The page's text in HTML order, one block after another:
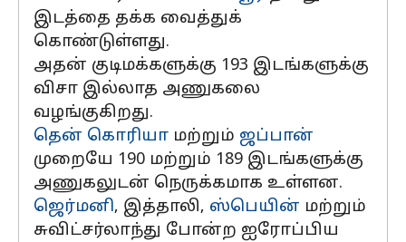
இடத்தை தக்க வைத்துக்
கொண்டுள்ளது.
அதன் குடிமக்களுக்கு 193 இடங்களுக்கு
விசா இல்லாத அணுகலை
வழங்குகிறது.
தென் கொரியா மற்றும் ஜப்பான்
முறையே 190 மற்றும் 189 இடங்களுக்கு
அணுகலுடன் நெருக்கமாக உள்ளன.
ஜெர்மனி, இத்தாலி, ஸ்பெயின் மற்றும்
சுவிட்சர்லாந்து போன்ற ஐரோப்பிய